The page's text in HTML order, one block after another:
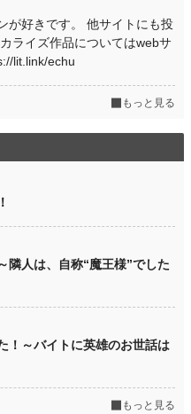
が好きです。 他サイトにも投
ライズ作品についてはwebサ
lit.link/echu
もっと見る
隣人は、自称“魔王様”でした
！～バイトに英雄のお世話は
もっと見る